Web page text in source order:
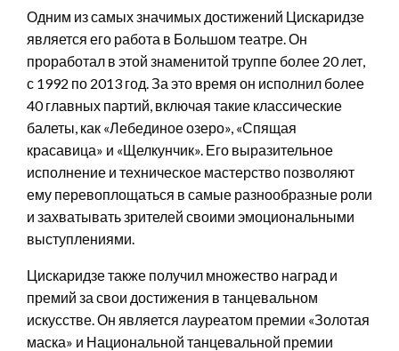
Одним из самых значимых достижений Цискаридзе
является его работа в Большом театре. Он
проработал в этой знаменитой труппе более 20 лет,
с 1992 по 2013 год. За это время он исполнил более
40 главных партий, включая такие классические
балеты, как «Лебединое озеро», «Спящая
красавица» и «Щелкунчик». Его выразительное
исполнение и техническое мастерство позволяют
ему перевоплощаться в самые разнообразные роли
и захватывать зрителей своими эмоциональными
выступлениями.
Цискаридзе также получил множество наград и
премий за свои достижения в танцевальном
искусстве. Он является лауреатом премии «Золотая
маска» и Национальной танцевальной премии